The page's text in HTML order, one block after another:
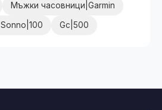
Мъжки часовници|Garmin
Sonno|100 Gc|500